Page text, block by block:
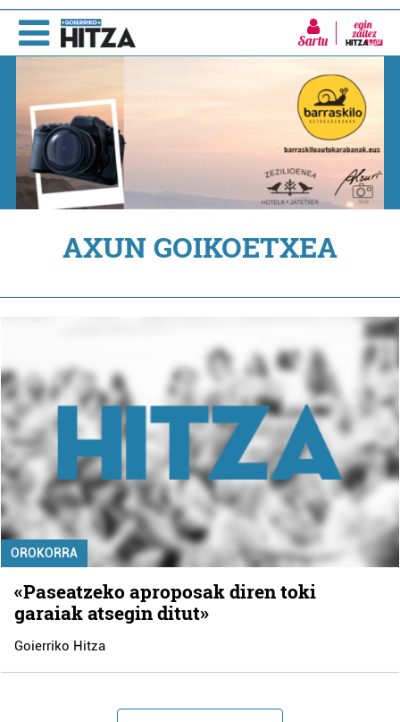
Sartu
AXUN GOIKOETXEA
OROKORRA
«Paseatzeko aproposak diren toki
garaiak atsegin ditut»
Goierriko Hitza